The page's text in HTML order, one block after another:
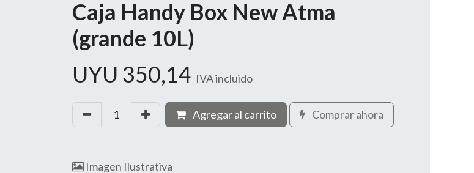
Caja Handy Box New Atma
(grande 10L)
UYU 350,14 IVA incluido
Agregar al carrito Comprar ahora
Imagen Ilustrativa